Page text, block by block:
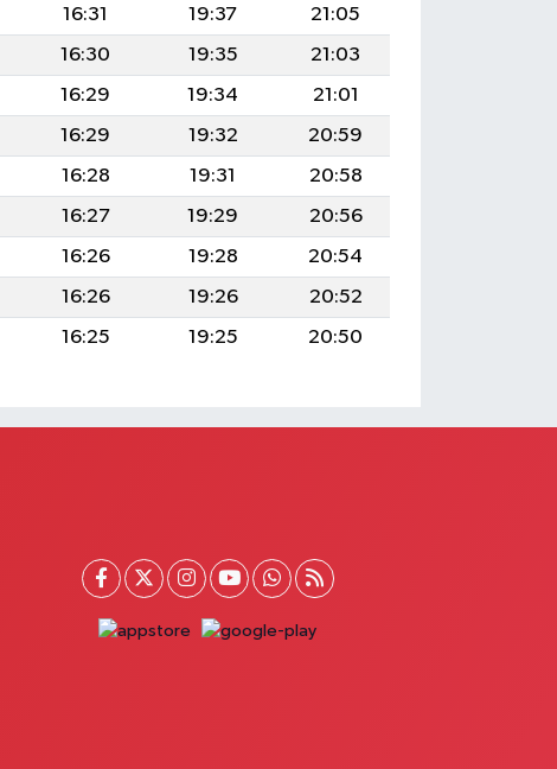
16:31 19:37
21:05
16:30 19:35
21:03
16:29 19:34
21:01
16:29 19:32
20:59
16:28 19:31
20:58
16:27 19:29
20:56
16:26 19:28
20:54
16:26 19:26
20:52
16:25 19:25 20:50